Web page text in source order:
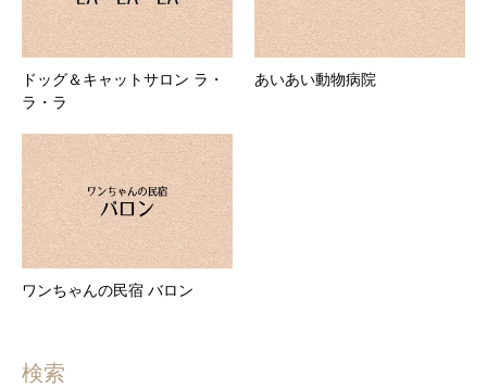
ドッグ＆キャットサロン ラ・
ラ・ラ
あいあい動物病院
ワンちゃんの民宿 バロン
検索